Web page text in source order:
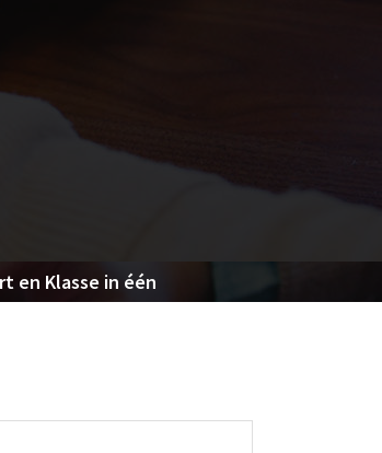
en Klasse in één